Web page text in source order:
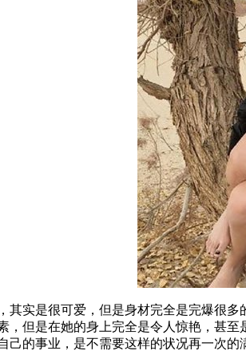
其实是很可爱，但是身材完全是完爆很
，但是在她的身上完全是令人惊艳，甚
己的事业，是不需要这样的状况再一次